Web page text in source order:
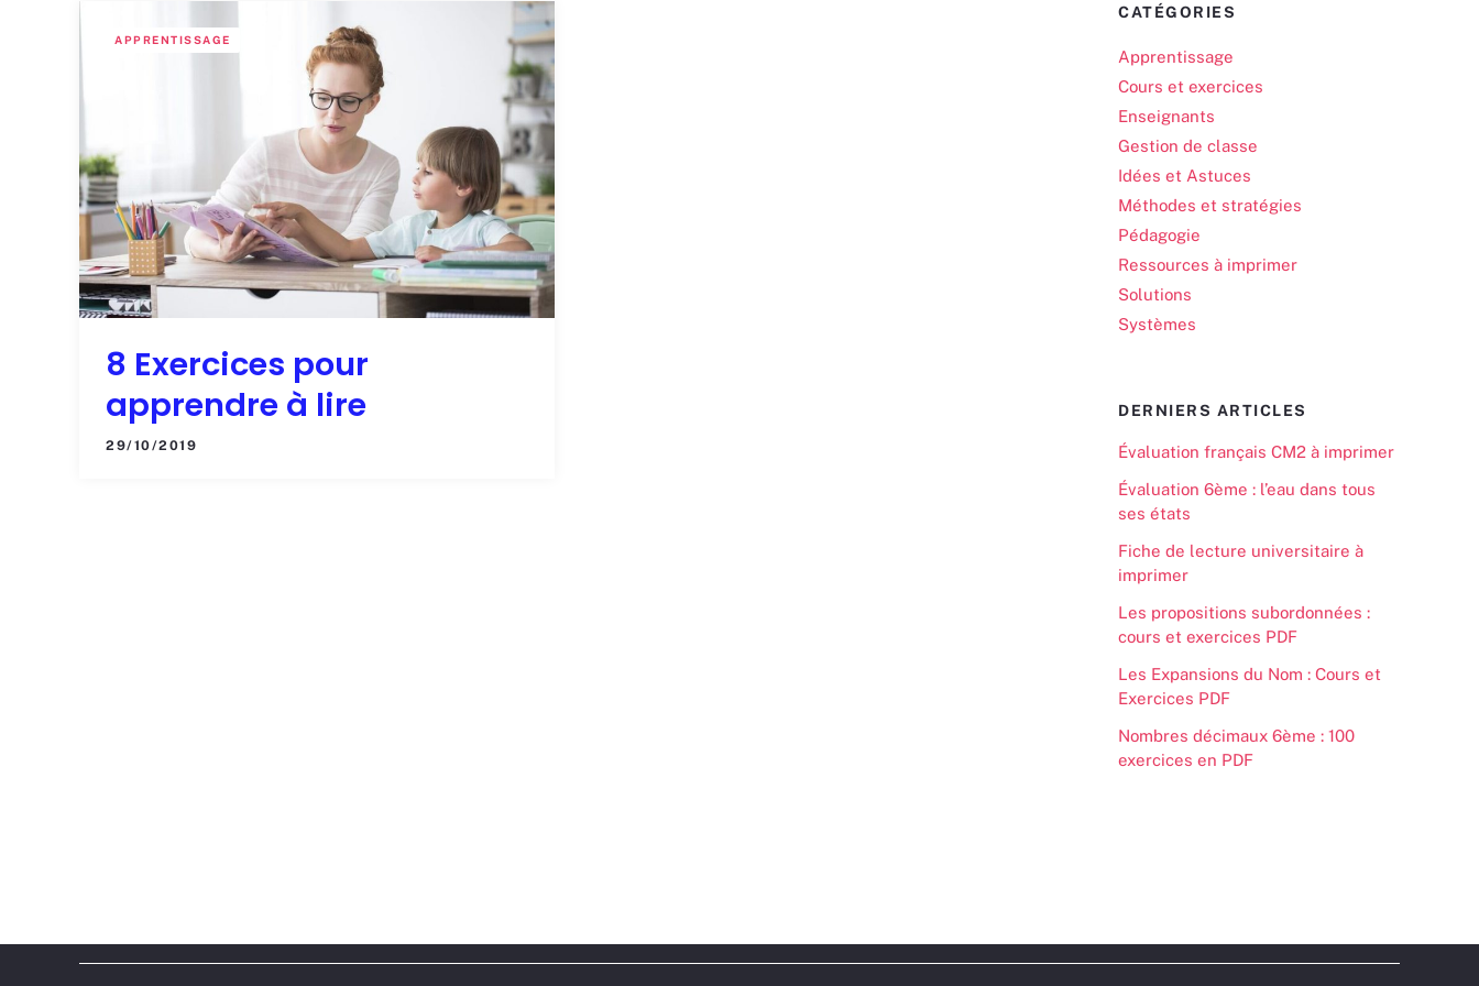
APPRENTISSAGE
8 Exercices pour
apprendre à lire
29/10/2019
CATÉGORIES
Apprentissage
Cours et exercices
Enseignants
Gestion de classe
Idées et Astuces
Méthodes et stratégies
Pédagogie
Ressources à imprimer
Solutions
Systèmes
DERNIERS ARTICLES
Évaluation français CM2 à imprimer
Évaluation 6ème : l’eau dans tous
ses états
Fiche de lecture universitaire à
imprimer
Les propositions subordonnées :
cours et exercices PDF
Les Expansions du Nom : Cours et
Exercices PDF
Nombres décimaux 6ème : 100
exercices en PDF